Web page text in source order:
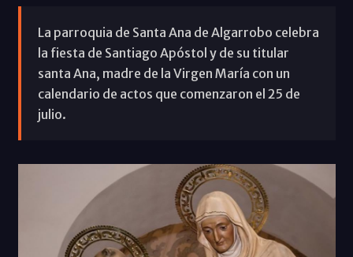
La parroquia de Santa Ana de Algarrobo celebra
la fiesta de Santiago Apóstol y de su titular
santa Ana, madre de la Virgen María con un
calendario de actos que comenzaron el 25 de
julio.